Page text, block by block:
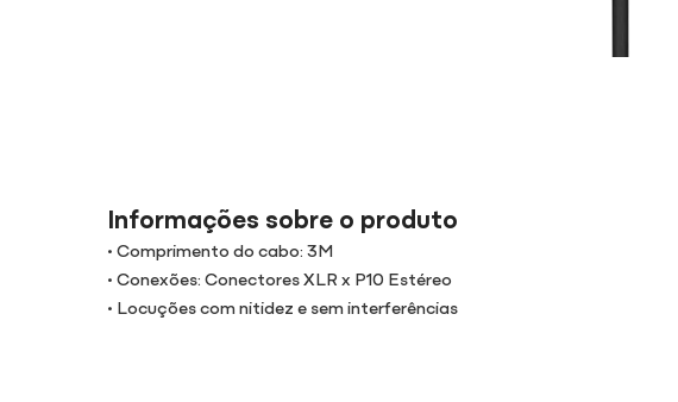
Informações sobre o produto
• Comprimento do cabo: 3M
• Conexões: Conectores XLR x P10 Estéreo
• Locuções com nitidez e sem interferências